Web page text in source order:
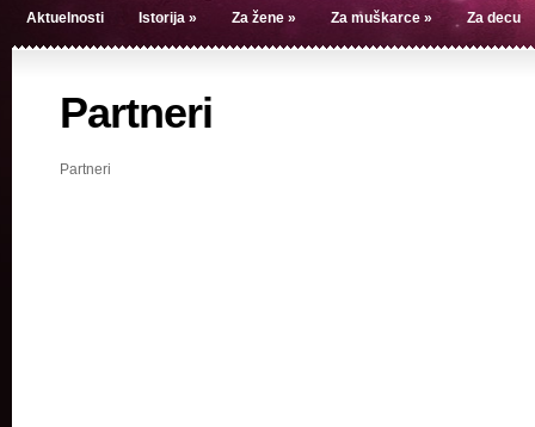
Aktuelnosti Istorija » Za žene » Za muškarce » Za decu
Partneri
Partneri